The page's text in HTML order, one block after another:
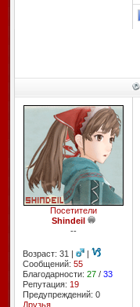
Посетители
Shindeil
--
Возраст: 31 |
|
Сообщений: 55
Благодарности: 27/ 33
Репутация: 19
Предупреждений: 0
Друзья